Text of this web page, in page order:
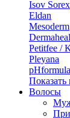
Isov Sorex
Eldan
Mesoderm
Dermaheal
Petitfee /
Pleyana
pHformula
Показать
Волосы